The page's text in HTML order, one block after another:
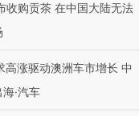
收购贡茶 在中国大陆无法
高涨驱动澳洲车市增长 中
·汽车